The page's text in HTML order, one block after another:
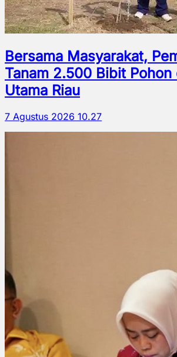
Bersama Masyarakat,
Tanam 2.500 Bibit Pohon
Utama Riau
7 Agustus 2026 10.27